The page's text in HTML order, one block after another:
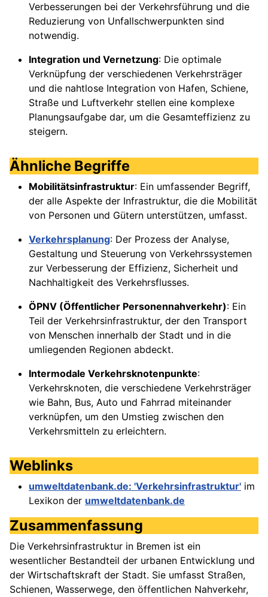
Verbesserungen bei der Verkehrsführung und die
Reduzierung von Unfallschwerpunkten sind
notwendig.
Integration und Vernetzung: Die optimale
Verknüpfung der verschiedenen Verkehrsträger
und die nahtlose Integration von Hafen, Schiene,
Straße und Luftverkehr stellen eine komplexe
Planungsaufgabe dar, um die Gesamteffizienz zu
steigern.
Ähnliche Begriffe
Mobilitätsinfrastruktur: Ein umfassender Begriff,
der alle Aspekte der Infrastruktur, die die Mobilität
von Personen und Gütern unterstützen, umfasst.
Verkehrsplanung: Der Prozess der Analyse,
Gestaltung und Steuerung von Verkehrssystemen
zur Verbesserung der Effizienz, Sicherheit und
Nachhaltigkeit des Verkehrsflusses.
ÖPNV (Öffentlicher Personennahverkehr): Ein
Teil der Verkehrsinfrastruktur, der den Transport
von Menschen innerhalb der Stadt und in die
umliegenden Regionen abdeckt.
Intermodale Verkehrsknotenpunkte:
Verkehrsknoten, die verschiedene Verkehrsträger
wie Bahn, Bus, Auto und Fahrrad miteinander
verknüpfen, um den Umstieg zwischen den
Verkehrsmitteln zu erleichtern.
Weblinks
umweltdatenbank.de: 'Verkehrsinfrastruktur' im
Lexikon der umweltdatenbank.de
Zusammenfassung
Die Verkehrsinfrastruktur in Bremen ist ein
wesentlicher Bestandteil der urbanen Entwicklung und
der Wirtschaftskraft der Stadt. Sie umfasst Straßen,
Schienen, Wasserwege, den öffentlichen Nahverkehr,